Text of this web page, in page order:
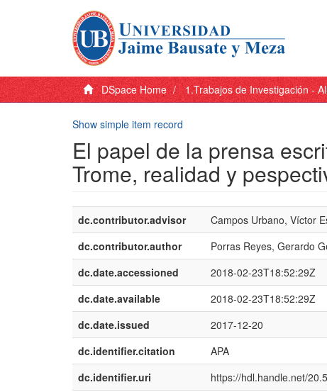
DSpace Home 1.Trabajos de Investigación -
Show simple item record
El papel de la prensa
Trome, realidad y
dc.contributor.advisor
Campos Urbano, Víctor
dc.contributor.author
Porras Reyes, Gerardo
dc.date.accessioned
2018-02-23T18:52:29Z
dc.date.available
2018-02-23T18:52:29Z
dc.date.issued
2017-12-20
dc.identifier.citation
APA
dc.identifier.uri
https://hdl.handle.net/